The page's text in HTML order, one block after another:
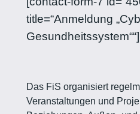
title=“Anmeldung
Gesundheitssystem““]
Das FiS organisiert
Veranstaltungen und